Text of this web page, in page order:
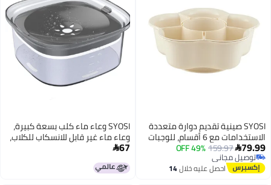
SYOSI صينية تقديم دوارة متعددة
الاستخدامات مع 6 أقسام، للوجبات
الخفيفة، البسكويت، الفواكه،
الخضروات، الحلوى، والوعاء الساخن
79.99
159.97
49% OFF
توصيل مجاني
توصيل مجانياحصل عليه خلال14
SYOSI وعاء ماء كلب بسعة كبيرة،
وعاء ماء غير قابل للانسكاب للكلاب،
وعاء طعام ماء للكلاب مع موزع ماء
بطيء، مناسب لمياه الشرب أثناء
السفر بالسيارة للكلاب والقطط
67